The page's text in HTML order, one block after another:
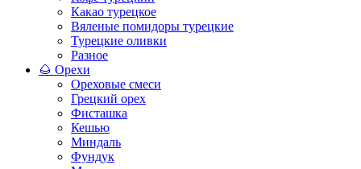
Какао турецкое
Вяленые помидоры турецкие
Турецкие оливки
Разное
🌰 Орехи
Ореховые смеси
Грецкий орех
Фисташка
Кешью
Миндаль
Фундук